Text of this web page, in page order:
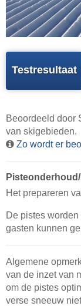
Testresultaat
Beoordeeld door
van skigebieden.
Zo wordt er
Het prepareren
De pistes
gasten kunnen
Algemene
van de inzet van
om de pistes
verse sneeuw